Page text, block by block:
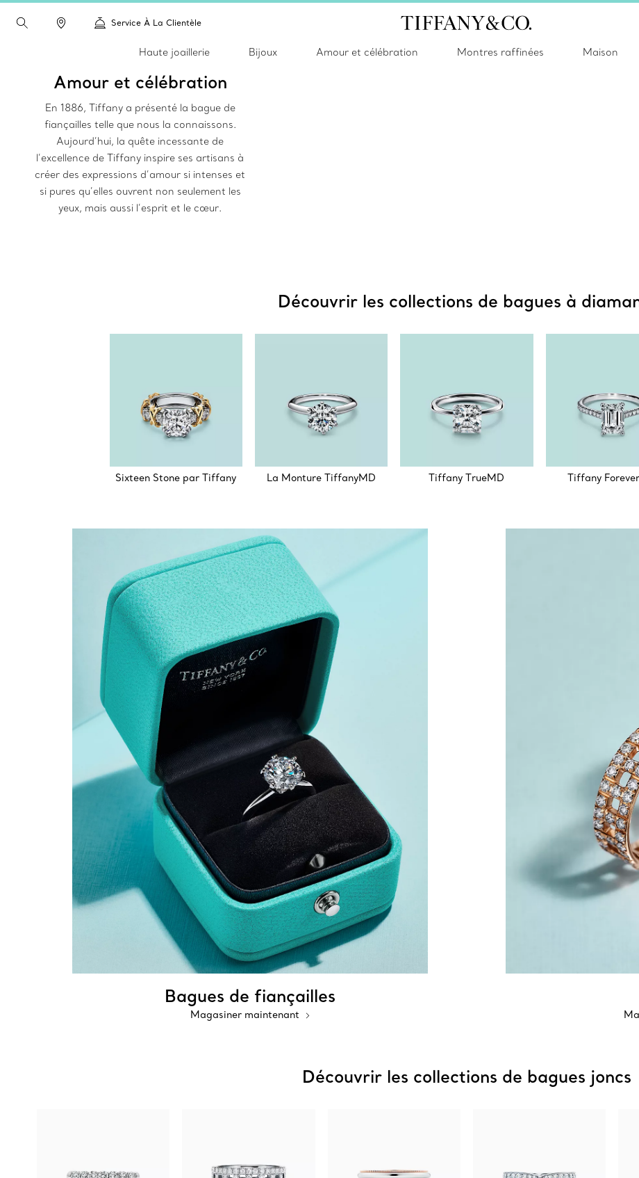
Service À La Clientèle
Haute joaillerie Bijoux Amour et célébration Montres raffinées Maison
Amour et célébration
En 1886, Tiffany a présenté la bague de
fiançailles telle que nous la connaissons.
Aujourd’hui, la quête incessante de
l’excellence de Tiffany inspire ses artisans à
créer des expressions d’amour si intenses et
si pures qu’elles ouvrent non seulement les
yeux, mais aussi l’esprit et le cœur.
Découvrir les collections de bagues à
Sixteen Stone par Tiffany La Monture TiffanyMD Tiffany TrueMD Tiffany
Bagues de fiançailles
Magasiner maintenant
Découvrir les collections de bagues joncs